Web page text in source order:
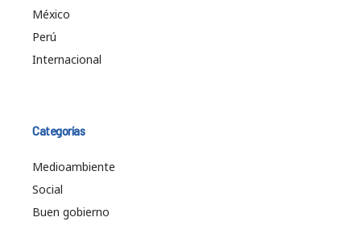
México
Perú
Internacional
Categorías
Medioambiente
Social
Buen gobierno